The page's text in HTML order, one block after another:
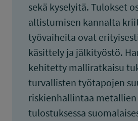
sekä kyselyitä. Tulokset
altistumisen kannalta
työvaiheita ovat
käsittely ja jälkityöstö.
kehitetty malliratkaisu
turvallisten työtapojen
riskienhallintaa metallien
tulostuksessa